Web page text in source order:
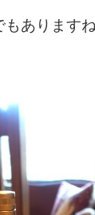
ありますね